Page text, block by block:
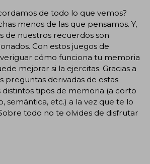
de todo lo que vemos?
menos de las que pensamos. Y,
de nuestros recuerdos son
Con estos juegos de
cómo funciona tu memoria
mejorar si la ejercitas. Gracias a
preguntas derivadas de estas
distintos tipos de memoria (a corto
semántica, etc.) a la vez que te lo
todo no te olvides de disfrutar